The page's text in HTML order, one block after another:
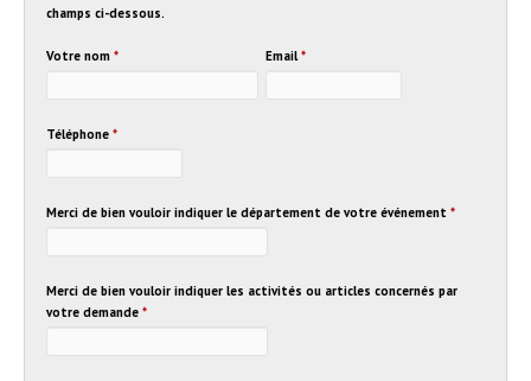
champs ci-dessous.
Votre nom * Email*
Téléphone *
Merci de bien vouloir indiquer le département de votre événement *
Merci de bien vouloir indiquer les activités ou articles concernés par
votre demande *